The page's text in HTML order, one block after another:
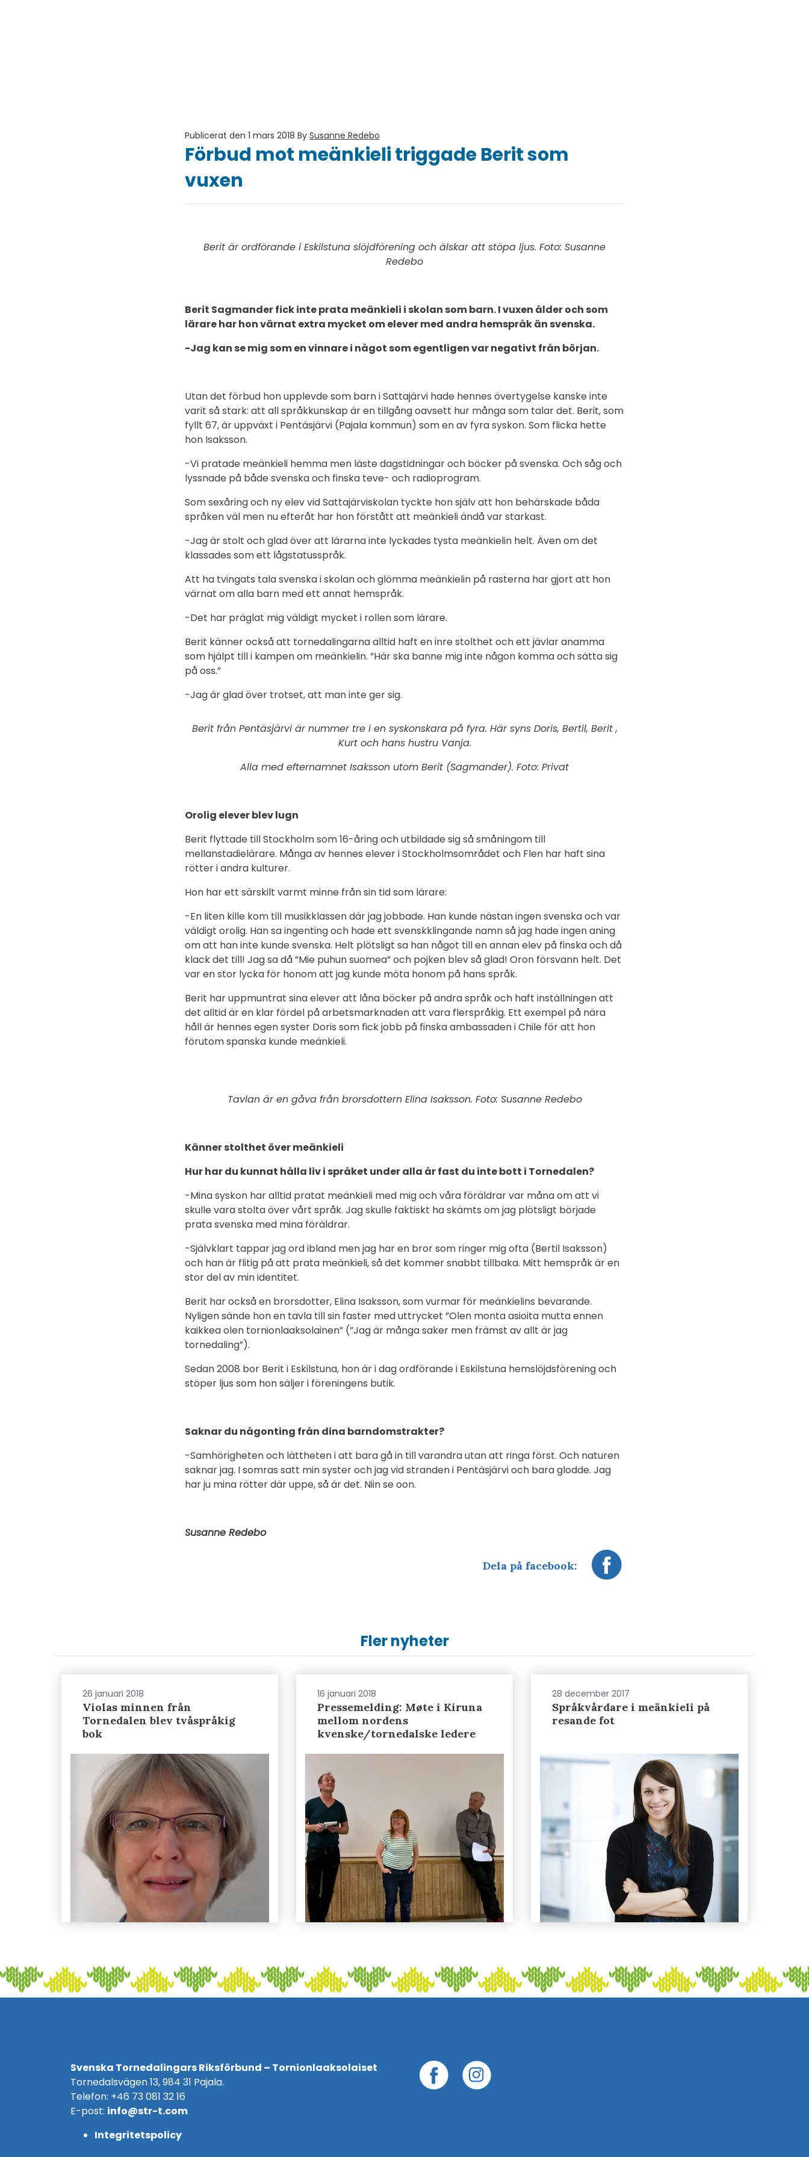
Publicerat den 1 mars 2018 By Susanne Redebo
Förbud mot meänkieli triggade Berit som
vuxen
Berit är ordförande i Eskilstuna slöjdförening och älskar att stöpa ljus. Foto: Susanne
Redebo
Berit Sagmander fick inte prata meänkieli i skolan som barn. I vuxen ålder och som
lärare har hon värnat extra mycket om elever med andra hemspråk än svenska.
-Jag kan se mig som en vinnare i något som egentligen var negativt från början.
Utan det förbud hon upplevde som barn i Sattajärvi hade hennes övertygelse kanske inte
varit så stark: att all språkkunskap är en tillgång oavsett hur många som talar det. Berit, som
fyllt 67, är uppväxt i Pentäsjärvi (Pajala kommun) som en av fyra syskon. Som flicka hette
hon Isaksson.
-Vi pratade meänkieli hemma men läste dagstidningar och böcker på svenska. Och såg och
lyssnade på både svenska och finska teve- och radioprogram.
Som sexåring och ny elev vid Sattajärviskolan tyckte hon själv att hon behärskade båda
språken väl men nu efteråt har hon förstått att meänkieli ändå var starkast.
-Jag är stolt och glad över att lärarna inte lyckades tysta meänkielin helt. Även om det
klassades som ett lågstatusspråk.
Att ha tvingats tala svenska i skolan och glömma meänkielin på rasterna har gjort att hon
värnat om alla barn med ett annat hemspråk.
-Det har präglat mig väldigt mycket i rollen som lärare.
Berit känner också att tornedalingarna alltid haft en inre stolthet och ett jävlar anamma
som hjälpt till i kampen om meänkielin. ”Här ska banne mig inte någon komma och sätta sig
på oss.”
-Jag är glad över trotset, att man inte ger sig.
Berit från Pentäsjärvi är nummer tre i en syskonskara på fyra. Här syns Doris, Bertil, Berit ,
Kurt och hans hustru Vanja.
Alla med efternamnet Isaksson utom Berit (Sagmander). Foto: Privat
Orolig elever blev lugn
Berit flyttade till Stockholm som 16-åring och utbildade sig så småningom till
mellanstadielärare. Många av hennes elever i Stockholmsområdet och Flen har haft sina
rötter i andra kulturer.
Hon har ett särskilt varmt minne från sin tid som lärare:
-En liten kille kom till musikklassen där jag jobbade. Han kunde nästan ingen svenska och var
väldigt orolig. Han sa ingenting och hade ett svenskklingande namn så jag hade ingen aning
om att han inte kunde svenska. Helt plötsligt sa han något till en annan elev på finska och då
klack det till! Jag sa då ”Mie puhun suomea” och pojken blev så glad! Oron försvann helt. Det
var en stor lycka för honom att jag kunde möta honom på hans språk.
Berit har uppmuntrat sina elever att låna böcker på andra språk och haft inställningen att
det alltid är en klar fördel på arbetsmarknaden att vara flerspråkig. Ett exempel på nära
håll är hennes egen syster Doris som fick jobb på finska ambassaden i Chile för att hon
förutom spanska kunde meänkieli.
Tavlan är en gåva från brorsdottern Elina Isaksson. Foto: Susanne Redebo
Känner stolthet över meänkieli
Hur har du kunnat hålla liv i språket under alla år fast du inte bott i Tornedalen?
-Mina syskon har alltid pratat meänkieli med mig och våra föräldrar var måna om att vi
skulle vara stolta över vårt språk. Jag skulle faktiskt ha skämts om jag plötsligt började
prata svenska med mina föräldrar.
-Självklart tappar jag ord ibland men jag har en bror som ringer mig ofta (Bertil Isaksson)
och han är flitig på att prata meänkieli, så det kommer snabbt tillbaka. Mitt hemspråk är en
stor del av min identitet.
Berit har också en brorsdotter, Elina Isaksson, som vurmar för meänkielins bevarande.
Nyligen sände hon en tavla till sin faster med uttrycket ”Olen monta asioita mutta ennen
kaikkea olen tornionlaaksolainen” (”Jag är många saker men främst av allt är jag
tornedaling”).
Sedan 2008 bor Berit i Eskilstuna, hon är i dag ordförande i Eskilstuna hemslöjdsförening och
stöper ljus som hon säljer i föreningens butik.
Saknar du någonting från dina barndomstrakter?
-Samhörigheten och lättheten i att bara gå in till varandra utan att ringa först. Och naturen
saknar jag. I somras satt min syster och jag vid stranden i Pentäsjärvi och bara glodde. Jag
har ju mina rötter där uppe, så är det. Niin se oon.
Susanne Redebo
Dela på facebook:
Fler nyheter
26 januari 2018
Violas minnen från
Tornedalen blev tvåspråkig
bok
16 januari 2018
Pressemelding: Møte i Kiruna
mellom nordens
kvenske/tornedalske ledere
28 december 2017
Språkvårdare i meänkieli på
resande fot
Svenska Tornedalingars Riksförbund – Tornionlaaksolaiset
Tornedalsvägen 13, 984 31 Pajala.
Telefon: +46 73 081 32 16
E-post: info@str-t.com
Integritetspolicy